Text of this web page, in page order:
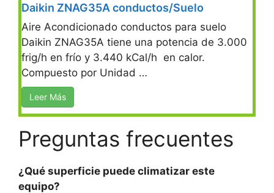
Daikin ZNAG35A conductos/Suelo
Aire Acondicionado conductos para suelo
Daikin ZNAG35A tiene una potencia de 3.000
frig/h en frío y 3.440 kCal/h en calor.
Compuesto por Unidad …
Leer Más
Preguntas frecuentes
¿Qué superficie puede climatizar este
equipo?